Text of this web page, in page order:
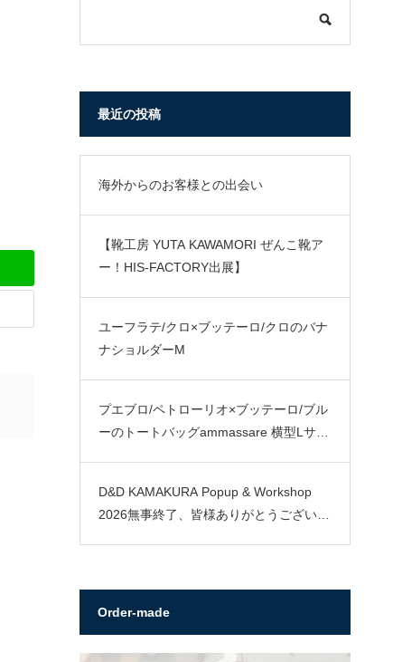
最近の投稿
海外からのお客様との出会い
【靴工房 YUTA KAWAMORI ぜんこ靴ア
ー！HIS-FACTORY出展】
ユーフラテ/クロ×ブッテーロ/クロのバナ
ナショルダーM
プエブロ/ペトローリオ×ブッテーロ/ブル
ーのトートバッグammassare 横型Lサイ
D&D KAMAKURA Popup & Workshop
2026無事終了、皆様ありがとうございま
Order-made